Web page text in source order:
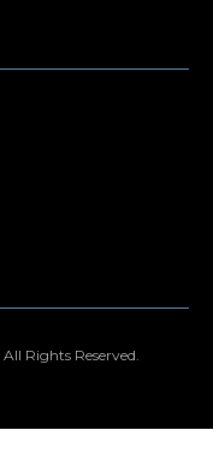
All Rights Reserved.